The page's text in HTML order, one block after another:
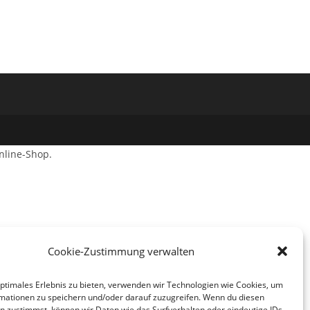
Cookie-Zustimmung verwalten
Erlebnis zu bieten, verwenden wir Technologien wie Cookies, um
zu speichern und/oder darauf zuzugreifen. Wenn du diesen
Shop.